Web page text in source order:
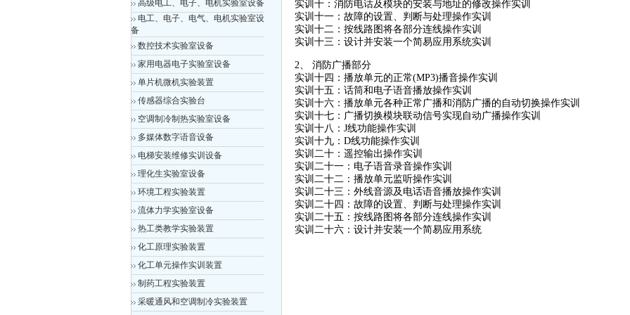
高级电工、电子、电机实验室设备
电工、电子、电气、电机实验室设
备
数控技术实验室设备
家用电器电子实验室设备
单片机微机实验装置
传感器综合实验台
空调制冷制热实验室设备
多媒体数字语音设备
电梯安装维修实训设备
理化生实验室设备
环境工程实验装置
流体力学实验室设备
热工类教学实验装置
化工原理实验装置
化工单元操作实训装置
制药工程实验装置
采暖通风和空调制冷实验装置
实训十：消防电话及模块的安装与地址的修改操作实训
实训十一：故障的设置、判断与处理操作实训
实训十二：按线路图将各部分连线操作实训
实训十三：设计并安装一个简易应用系统实训
2、 消防广播部分
实训十四：播放单元的正常(MP3)播音操作实训
实训十五：话筒和电子语音播放操作实训
实训十六：播放单元各种正常广播和消防广播的自动切换操作实训
实训十七：广播切换模块联动信号实现自动广播操作实训
实训十八：J线功能操作实训
实训十九：D线功能操作实训
实训二十：遥控输出操作实训
实训二十一：电子语音录音操作实训
实训二十二：播放单元监听操作实训
实训二十三：外线音源及电话语音播放操作实训
实训二十四：故障的设置、判断与处理操作实训
实训二十五：按线路图将各部分连线操作实训
实训二十六：设计并安装一个简易应用系统